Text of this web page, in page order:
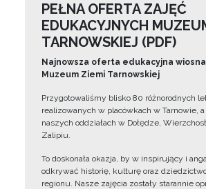
PEŁNA OFERTA ZAJĘĆ
EDUKACYJNYCH
TARNOWSKIEJ (PDF)
Najnowsza oferta edukacyjna
Muzeum Ziemi Tarnowskiej
Przygotowaliśmy blisko 80 różnorodnych
realizowanych w placówkach w Tarnowie,
naszych oddziałach w Dołędze,
Zalipiu.
To doskonała okazja, by w inspirujący i
odkrywać historię, kulturę oraz
regionu. Nasze zajęcia zostały starannie